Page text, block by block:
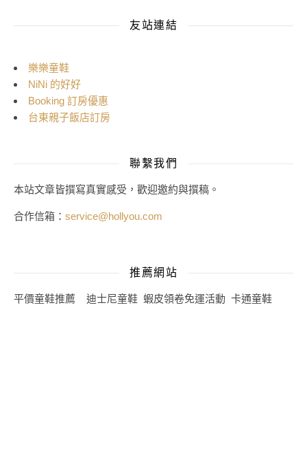
友站連結
樂樂童鞋
NiNi 的好好
Booking 訂房優惠
台東親子飯店訂房
聯繫我們
本站文章皆撰寫真實感受，歡迎邀約與撰稿。
合作信箱： service@hollyou.com
推薦網站
平價童鞋推薦 迪士尼童鞋 蝦皮領卷免運活動 卡通童鞋